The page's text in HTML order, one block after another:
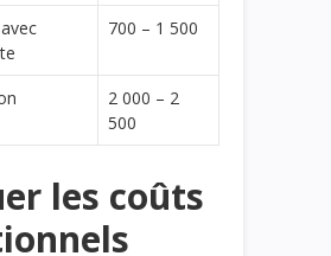
700 – 1 500
2 000 – 2
500
les coûts